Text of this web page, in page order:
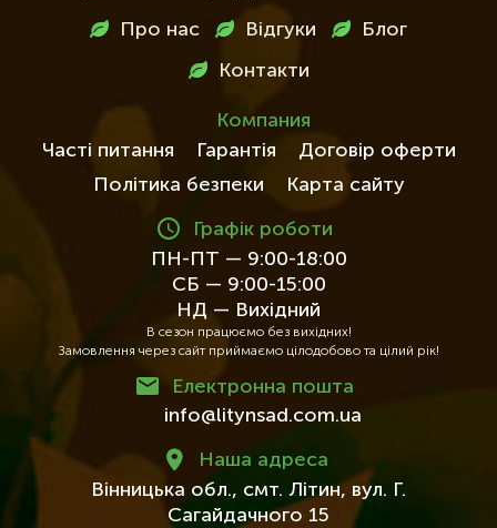
Про нас Відгуки Блог
Контакти
Компания
Часті питання
Гарантія
Договір оферти
Політика безпеки
Карта сайту
Графік роботи
ПН-ПТ — 9:00-18:00
СБ — 9:00-15:00
НД — Вихідний
В сезон працюємо без вихідних!
Замовлення через сайт приймаємо цілодобово та цілий рік!
Електронна пошта
info@litynsad.com.ua
Наша адреса
Вінницька обл., смт. Літин, вул. Г.
Сагайдачного 15